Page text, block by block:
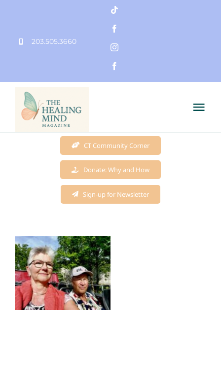
content203.505.3660
Services
All Articles
Contact us
CT Community Corner
Donate: Why and How
Sign-up for Newsletter
View
Larger
Image